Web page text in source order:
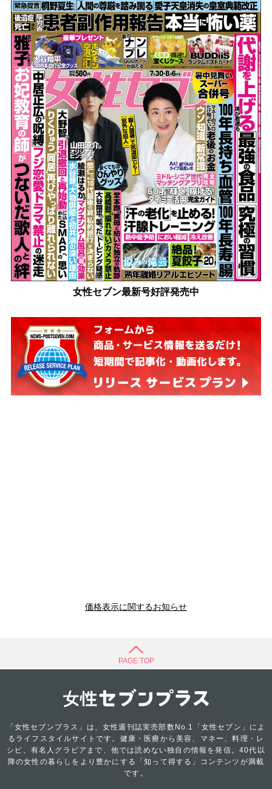
女性セブン最新号好評発売中
価格表示に関するお知らせ
PAGE TOP
「女性セブンプラス」は、女性週刊誌実売部数No.1「女性セブン」によ
るライフスタイルサイトです。健康・医療から美容、マネー、料理・レ
シピ、有名人グラビアまで、他では読めない独自の情報を発信。40代以
降の女性の暮らしをより豊かにする「知って得する」コンテンツが満載
です。